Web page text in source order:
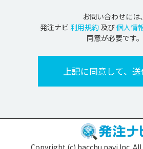
お問い合わせには、
発注ナビ 利用規約 及び個人情
同意が必要です。